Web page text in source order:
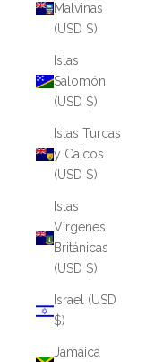
Malvinas
(USD $)
Islas
Salomón
(USD $)
Islas Turcas
y Caicos
(USD $)
Islas
Vírgenes
Británicas
(USD $)
Israel (USD
$)
Jamaica